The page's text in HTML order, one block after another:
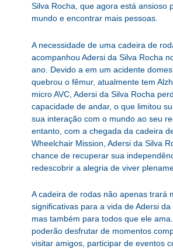
Silva Rocha, que agora está ansioso
mundo e encontrar mais pessoas.
A necessidade de uma cadeira de
acompanhou Adersi da Silva Rocha
ano. Devido a em um acidente
quebrou o fêmur, atualmente tem
micro AVC, Adersi da Silva Rocha
capacidade de andar, o que limitou
sua interação com o mundo ao seu
entanto, com a chegada da cadeira
Wheelchair Mission, Adersi da Silva
chance de recuperar sua
redescobrir a alegria de viver
A cadeira de rodas não apenas trará
significativas para a vida de Adersi da
mas também para todos que ele
poderão desfrutar de momentos
visitar amigos, participar de eventos